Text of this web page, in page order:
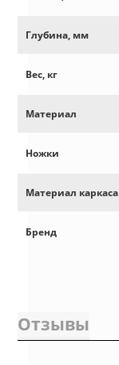
Глубина, мм
Вес, кг
Материал
Ножки
Материал каркаса
Бренд
Отзывы